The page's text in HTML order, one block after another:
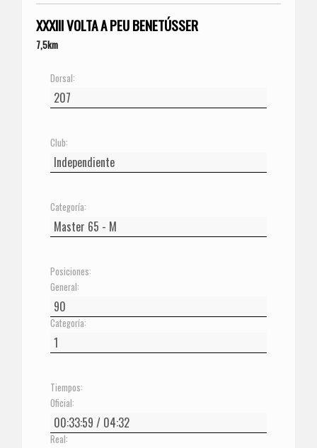
XXXIII VOLTA A PEU BENETÚSSER
7,5km
Dorsal:
Club:
Categoría:
Posiciones:
General:
Categoría:
Tiempos:
Oficial:
Real: